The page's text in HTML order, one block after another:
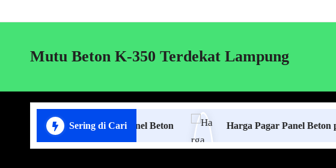
Mutu Beton K-350 Terdekat Lampung
Sering di Cari
Jasa Pasang Pagar Panel Beton Harga Pagar Panel Beton per Meter